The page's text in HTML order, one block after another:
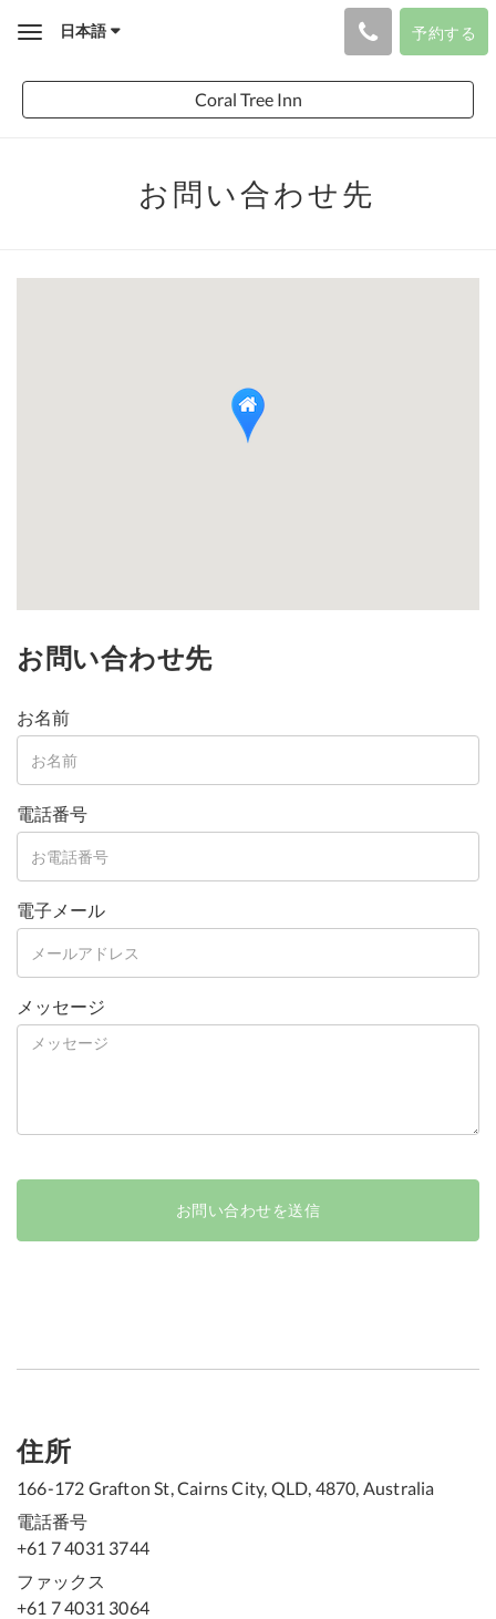
Toggle日本語 予約する
Coral Tree Inn
お問い合わせ先
お問い合わせ先
お名前
電話番号
電子メール
メッセージ
住所
166-172 Grafton St, Cairns City, QLD, 4870, Australia
電話番号
+61 7 4031 3744
ファックス
+61 7 4031 3064